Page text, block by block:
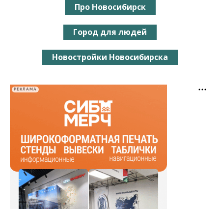
Про Новосибирск
Город для людей
Новостройки Новосибирска
РЕКЛАМА